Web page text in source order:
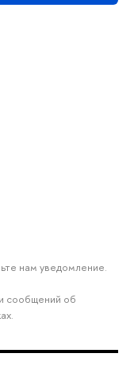
нам уведомление.
сообщений об